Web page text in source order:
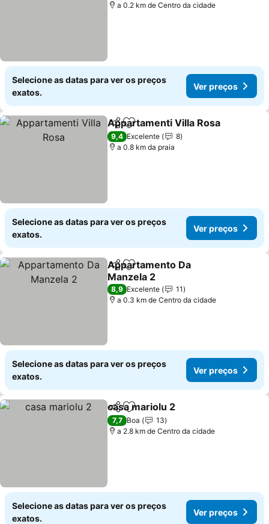
a 0.2 km de Centro da cidade
Selecione as datas para ver os preços
exatos.
Ver preços
PartilharAdicionar aos favoritos
Appartamenti Villa Rosa
9,4 Excelente
8
a 0.8 km da praia
Selecione as datas para ver os preços
exatos.
Ver preços
PartilharAdicionar aos favoritos
Appartamento Da
Manzela 2
8,9 Excelente
11
a 0.3 km de Centro da cidade
Selecione as datas para ver os preços
exatos.
Ver preços
PartilharAdicionar aos favoritos
casa mariolu 2
7,7 Boa
13
a 2.8 km de Centro da cidade
Selecione as datas para ver os preços
exatos.
Ver preços